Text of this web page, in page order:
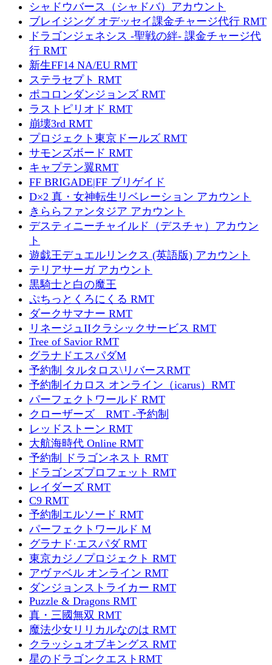
シャドウバース（シャドバ）アカウント
ブレイジング オデッセイ課金チャージ代行 RMT
ドラゴンジェネシス -聖戦の絆- 課金チャージ代
行 RMT
新生FF14 NA/EU RMT
ステラセプト RMT
ポコロンダンジョンズ RMT
ラストピリオド RMT
崩壊3rd RMT
プロジェクト東京ドールズ RMT
サモンズボード RMT
キャプテン翼RMT
FF BRIGADE|FF ブリゲイド
D×2 真・女神転生リベレーション アカウント
きららファンタジア アカウント
デスティニーチャイルド（デスチャ）アカウン
ト
遊戯王デュエルリンクス (英語版) アカウント
テリアサーガ アカウント
黒騎士と白の魔王
ぷちっとくろにくる RMT
ダークサマナー RMT
リネージュIIクラシックサービス RMT
Tree of Savior RMT
グラナドエスパダM
予約制 タルタロス\リバースRMT
予約制イカロス オンライン（icarus）RMT
パーフェクトワールド RMT
クローザーズ RMT -予約制
レッドストーン RMT
大航海時代 Online RMT
予約制 ドラゴンネスト RMT
ドラゴンズプロフェット RMT
レイダーズ RMT
C9 RMT
予約制エルソード RMT
パーフェクトワールド M
グラナド·エスパダ RMT
東京カジノプロジェクト RMT
アヴァベル オンライン RMT
ダンジョンストライカー RMT
Puzzle & Dragons RMT
真・三國無双 RMT
魔法少女リリカルなのは RMT
クラッシュオブキングス RMT
星のドラゴンクエストRMT